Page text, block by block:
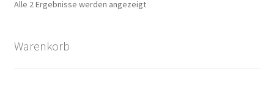
Alle 2 Ergebnisse werden angezeigtNach
Warenkorb